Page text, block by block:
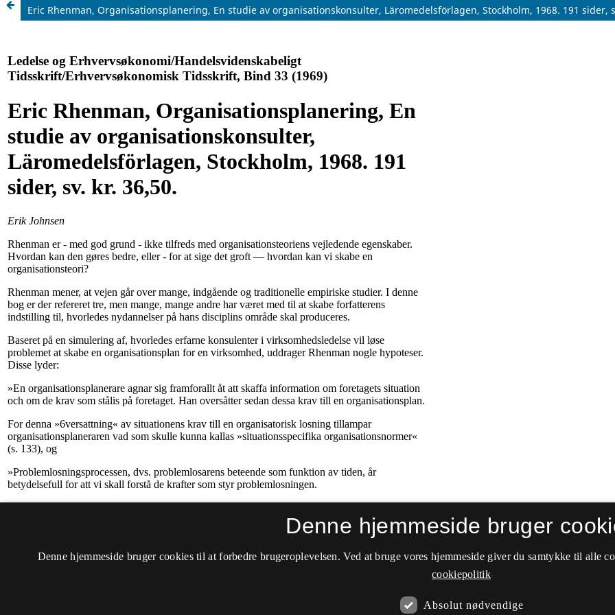
Eric Rhenman, Organisationsplanering, En studie av organisationskonsulter, Läromedelsförlagen, Stockholm, 1968. 191 sider,
Denne hjemmeside bruger
Denne hjemmeside bruger cookies til at forbedre brugeroplevelsen. Ved at bruge vores hjemmeside giver du samtykke til alle
cookiepolitik
Absolut nødvendige